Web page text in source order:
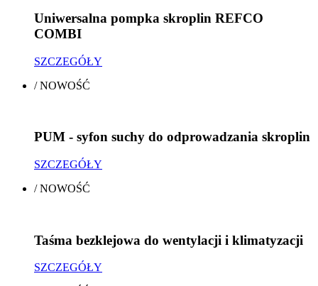
Uniwersalna pompka skroplin REFCO
COMBI
SZCZEGÓŁY
/NOWOŚĆ
PUM - syfon suchy do odprowadzania skroplin
SZCZEGÓŁY
/NOWOŚĆ
Taśma bezklejowa do wentylacji i klimatyzacji
SZCZEGÓŁY